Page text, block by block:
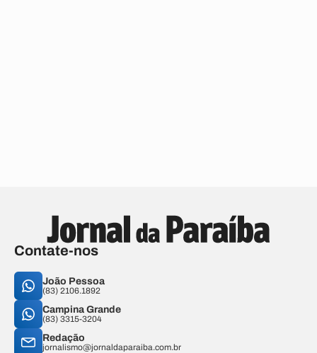
Contate-nos
João Pessoa
(83) 2106.1892
Campina Grande
(83) 3315-3204
Redação
jornalismo@jornaldaparaiba.com.br